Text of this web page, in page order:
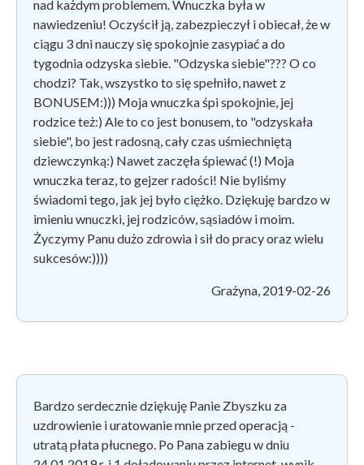
nad każdym problemem. Wnuczka była w
nawiedzeniu! Oczyścił ją, zabezpieczył i obiecał, że w
ciągu 3 dni nauczy się spokojnie zasypiać a do
tygodnia odzyska siebie. "Odzyska siebie"??? O co
chodzi? Tak, wszystko to się spełniło, nawet z
BONUSEM:))) Moja wnuczka śpi spokojnie, jej
rodzice też:) Ale to co jest bonusem, to "odzyskała
siebie", bo jest radosną, cały czas uśmiechniętą
dziewczynką:) Nawet zaczęła śpiewać (!) Moja
wnuczka teraz, to gejzer radości! Nie byliśmy
świadomi tego, jak jej było ciężko. Dziękuję bardzo w
imieniu wnuczki, jej rodziców, sąsiadów i moim.
Życzymy Panu dużo zdrowia i sił do pracy oraz wielu
sukcesów:))))
Grażyna, 2019-02-26
Bardzo serdecznie dziękuję Panie Zbyszku za
uzdrowienie i uratowanie mnie przed operacją -
utratą płata płucnego. Po Pana zabiegu w dniu